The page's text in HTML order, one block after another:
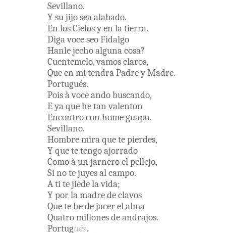
Sevillano.
Ysujijoseaalabado.
En losCielosyen latierra.
DigavoceseoFidalgo
Hanlejechoalgunacosa?
Cuentemelo,vamosclaros,
Queen mitendraPadreyMadre.
Portugués.
Poisàvoceandobuscando,
Eyaquehetan valenton
Encontrocon homeguapo.
Sevillano.
Hombremiraquetepierdes,
Yquetetengoajorrado
Comoàun jarneroelpellejo,
Sinotejuyesalcampo.
Atitejiedelavida;
Yporlamadredeclavos
Quetehedejacerelalma
Quatromillonesdeandrajos.
Portugués.